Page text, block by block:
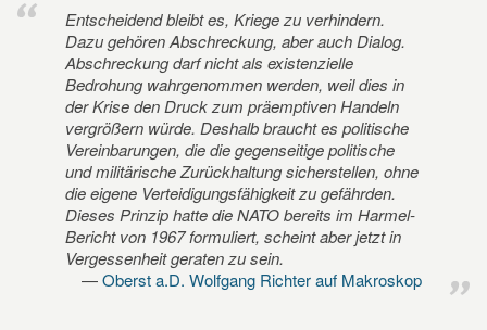
Entscheidend bleibt es, Kriege zu verhindern.
Dazu gehören Abschreckung, aber auch Dialog.
Abschreckung darf nicht als existenzielle
Bedrohung wahrgenommen werden, weil dies in
der Krise den Druck zum präemptiven Handeln
vergrößern würde. Deshalb braucht es politische
Vereinbarungen, die die gegenseitige politische
und militärische Zurückhaltung sicherstellen, ohne
die eigene Verteidigungsfähigkeit zu gefährden.
Dieses Prinzip hatte die NATO bereits im Harmel-
Bericht von 1967 formuliert, scheint aber jetzt in
Vergessenheit geraten zu sein.
Oberst a.D. Wolfgang Richter auf Makroskop